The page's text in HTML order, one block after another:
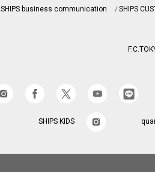
SHIPS business communication SHIPS
SHIPS KIDS